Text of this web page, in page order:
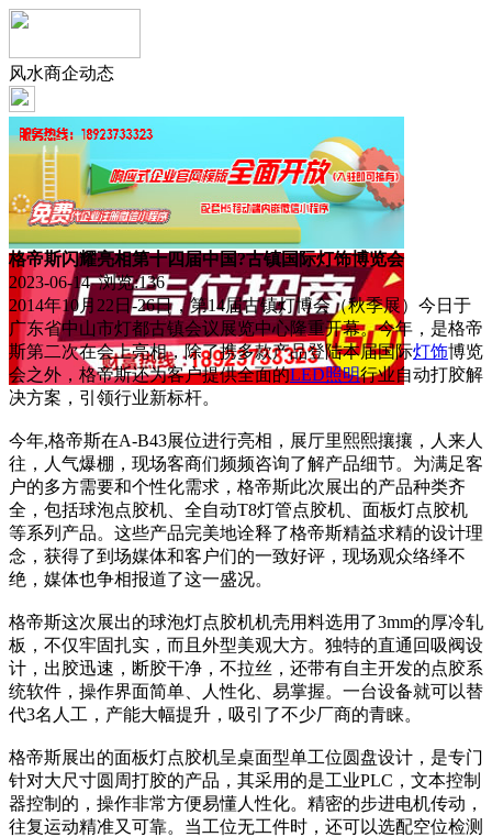
风水商企动态
格帝斯闪耀亮相第十四届中国?古镇国际灯饰博览会
2023-06-14 浏览:136
2014年10月22日-26日，第14届古镇灯博会（秋季展）今日于
广东省中山市灯都古镇会议展览中心隆重开幕。今年，是格帝
斯第二次在会上亮相，除了携多款产品登陆本届国际灯饰博览
会之外，格帝斯还为客户提供全面的LED照明行业自动打胶解
决方案，引领行业新标杆。
今年,格帝斯在A-B43展位进行亮相，展厅里熙熙攘攘，人来人
往，人气爆棚，现场客商们频频咨询了解产品细节。为满足客
户的多方需要和个性化需求，格帝斯此次展出的产品种类齐
全，包括球泡点胶机、全自动T8灯管点胶机、面板灯点胶机
等系列产品。这些产品完美地诠释了格帝斯精益求精的设计理
念，获得了到场媒体和客户们的一致好评，现场观众络绎不
绝，媒体也争相报道了这一盛况。
格帝斯这次展出的球泡灯点胶机机壳用料选用了3mm的厚冷轧
板，不仅牢固扎实，而且外型美观大方。独特的直通回吸阀设
计，出胶迅速，断胶干净，不拉丝，还带有自主开发的点胶系
统软件，操作界面简单、人性化、易掌握。一台设备就可以替
代3名人工，产能大幅提升，吸引了不少厂商的青睐。
格帝斯展出的面板灯点胶机呈桌面型单工位圆盘设计，是专门
针对大尺寸圆周打胶的产品，其采用的是工业PLC，文本控制
器控制的，操作非常方便易懂人性化。精密的步进电机传动，
往复运动精准又可靠。当工位无工件时，还可以选配空位检测